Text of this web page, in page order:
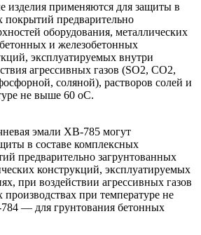
изделия применяются для защиты в
покрытий предварительно
оборудования, металлических
и железобетонных
эксплуатируемых внутри
агрессивных газов (SO2, CO2,
соляной), растворов солей и
не выше 60 оС.
эмали ХВ-785 могут
в составе комплексных
предварительно загрунтованных
конструкций, эксплуатируемых
при воздействии агрессивных газов
при температуре не
— для грунтования бетонных